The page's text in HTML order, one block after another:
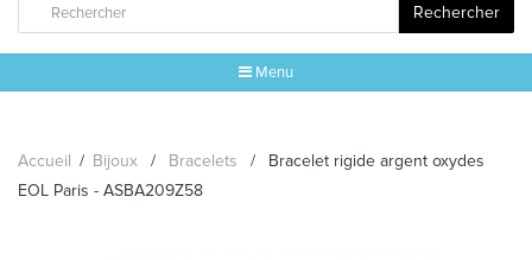
Rechercher
Menu
Accueil / Bijoux / Bracelets /
Bracelet rigide argent oxydes
EOL Paris - ASBA209Z58